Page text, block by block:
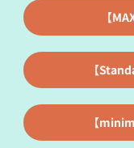
務を預託する場
のための印刷会
社等。）
当社は、個人情
どの第三者に提
だし、以下に該
【
【
【